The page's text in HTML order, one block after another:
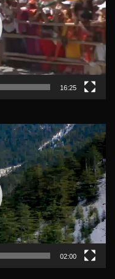
16:25
02:00